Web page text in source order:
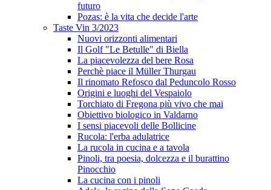
futuro
Pozas: è la vita che decide l'arte
Taste Vin 3/2023
Nuovi orizzonti alimentari
Il Golf "Le Betulle" di Biella
La piacevolezza del bere Rosa
Perchè piace il Müller Thurgau
Il rinomato Refosco dal Peduncolo Rosso
Origini e luoghi del Vespaiolo
Torchiato di Fregona più vivo che mai
Obiettivo biologico in Valdarno
I sensi piacevoli delle Bollicine
Rucola: l'erba adulatrice
La rucola in cucina e a tavola
Pinoli, tra poesia, dolcezza e il burattino
Pinocchio
La cucina con i pinoli